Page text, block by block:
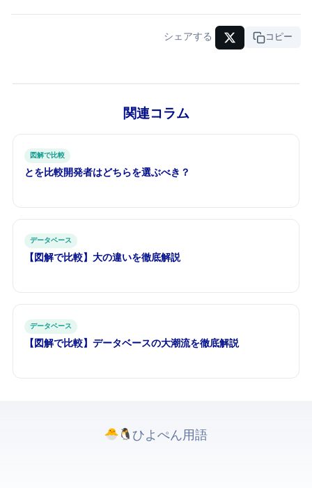
シェアする URLコピー
関連コラム
図解で比較
PrismaとDrizzle ORMを比較 — TypeScript開発者はどちらを選ぶべき？
データベース
【図解で比較】MySQL vs PostgreSQL — 2大RDBMSの違いを徹底解説
データベース
【図解で比較】SQL vs NoSQL — データベースの2大潮流を徹底解説
ひよぺんIT用語. All rights reserved.